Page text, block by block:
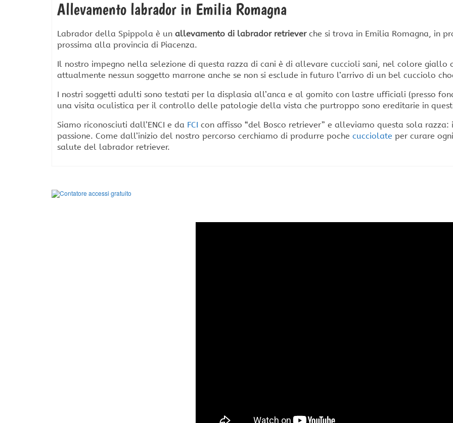
Allevamento labrador in Emilia Romagna
Labrador della Spippola è un allevamento di labrador retrieverche si trova in Emilia Romagna, in
prossima alla provincia di Piacenza.
Il nostro impegno nella selezione di questa razza di cani è di allevare cuccioli sani, nel colore giallo
attualmente nessun soggetto marrone anche se non si esclude in futuro l’arrivo di un bel cucciolo
I nostri soggetti adulti sono testati per la displasia all’anca e al gomito con lastre ufficiali (presso
una visita oculistica per il controllo delle patologie della vista che purtroppo sono ereditarie in
Siamo riconosciuti dall’ENCI e da FCI con affisso “del Bosco retriever” e alleviamo questa sola
passione. Come dall’inizio del nostro percorso cerchiamo di produrre poche cucciolate per curare
salute del labrador retriever.